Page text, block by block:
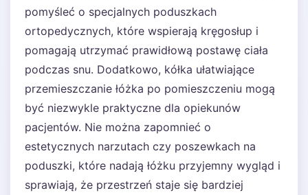
pomyśleć o specjalnych poduszkach
ortopedycznych, które wspierają kręgosłup i
pomagają utrzymać prawidłową postawę ciała
podczas snu. Dodatkowo, kółka ułatwiające
przemieszczanie łóżka po pomieszczeniu mogą
być niezwykle praktyczne dla opiekunów
pacjentów. Nie można zapomnieć o
estetycznych narzutach czy poszewkach na
poduszki, które nadają łóżku przyjemny wygląd i
sprawiają, że przestrzeń staje się bardziej